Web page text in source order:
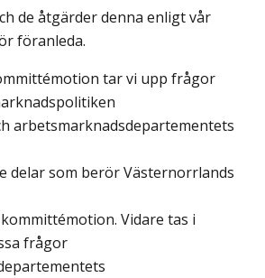
de åtgärder denna enligt vår
föranleda.
tar vi upp frågor
arbetsmarknadsdepartementets
delar som berör Västernorrlands
Vidare tas i
frågor